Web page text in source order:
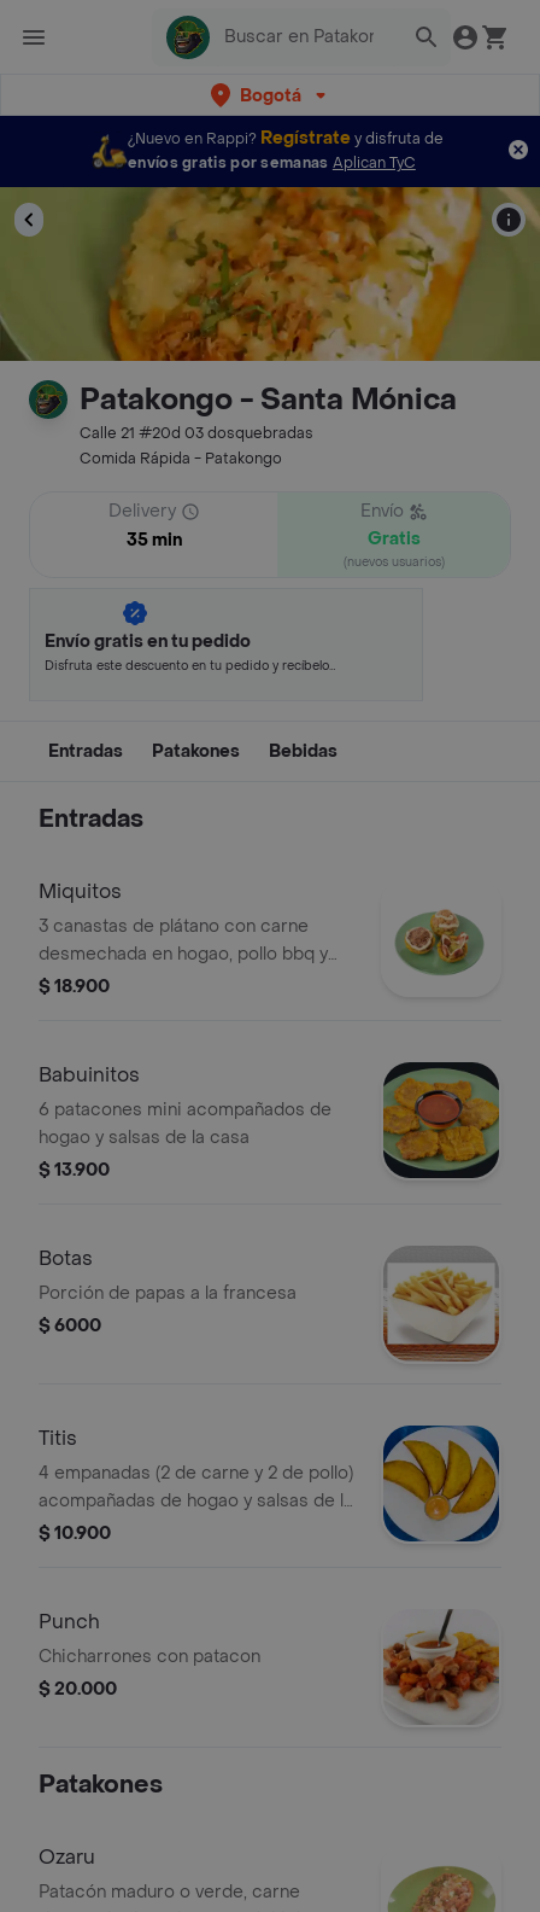
Bogotá
¿Nuevo en Rappi? Regístratey disfruta de
envíos gratis por semanas Aplican TyC
Patakongo - Santa Mónica
Calle 21 #20d 03 dosquebradas
Comida Rápida - Patakongo
Delivery
35 min
Envío
Gratis
(nuevos usuarios)
Envío gratis en tu pedido
Disfruta este descuento en tu pedido y recíbelo
Entradas Patakones Bebidas
Entradas
Miquitos
3 canastas de plátano con carne
desmechada en hogao, pollo bbq y
chorizo santarrosano, acompañadas
$ 18.900
Babuinitos
6 patacones mini acompañados de
hogao y salsas de la casa
$ 13.900
Botas
Porción de papas a la francesa
$ 6000
Titis
4 empanadas (2 de carne y 2 de pollo)
acompañadas de hogao y salsas de la
casa.
$ 10.900
Punch
Chicharrones con patacon
$ 20.000
Patakones
Ozaru
Patacón maduro o verde, carne